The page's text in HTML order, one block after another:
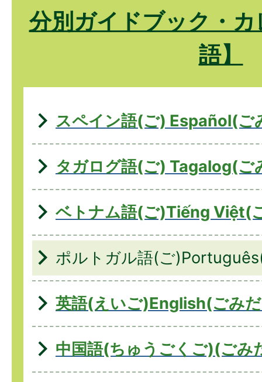
分別ガイドブック・
語】
スペイン語(ご) Español(ご
タガログ語(ご) Tagalog(ご
ベトナム語(ご)Tiếng Việt(
ポルトガル語(ご
英語(えいご)English(ごみ
中国語(ちゅうごくご)(ごみ